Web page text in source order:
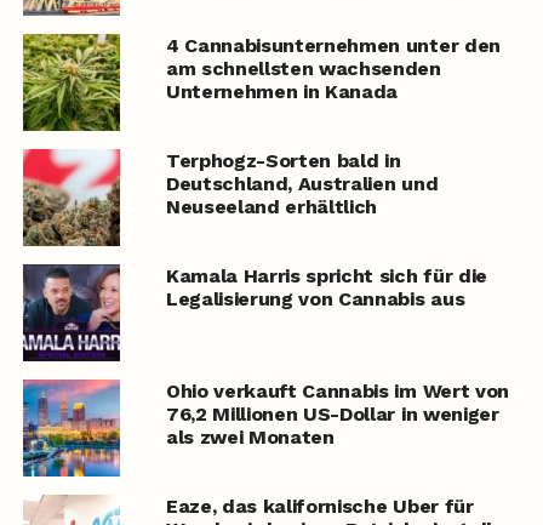
4 Cannabisunternehmen unter den
am schnellsten wachsenden
Unternehmen in Kanada
Terphogz-Sorten bald in
Deutschland, Australien und
Neuseeland erhältlich
Kamala Harris spricht sich für die
Legalisierung von Cannabis aus
Ohio verkauft Cannabis im Wert von
76,2 Millionen US-Dollar in weniger
als zwei Monaten
Eaze, das kalifornische Uber für